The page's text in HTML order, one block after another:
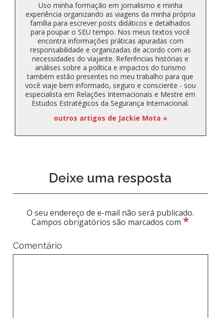
Uso minha formação em jornalismo e minha
experiência organizando as viagens da minha própria
família para escrever posts didáticos e detalhados
para poupar o SEU tempo. Nos meus textos você
encontra informações práticas apuradas com
responsabilidade e organizadas de acordo com as
necessidades do viajante. Referências histórias e
análises sobre a política e impactos do turismo
também estão presentes no meu trabalho para que
você viaje bem informado, seguro e consciente - sou
especialista em Relações Internacionais e Mestre em
Estudos Estratégicos da Segurança Internacional.
outros artigos de Jackie Mota »
Deixe uma resposta
O seu endereço de e-mail não será publicado.
Campos obrigatórios são marcados com*
Comentário